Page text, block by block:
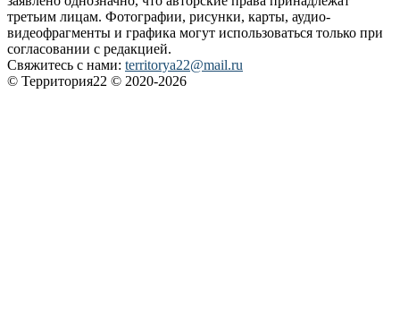
третьим лицам. Фотографии, рисунки, карты, аудио-
видеофрагменты и графика могут использоваться только при
согласовании с редакцией.
Свяжитесь с нами: territorya22@mail.ru
© Территория22 © 2020-2026